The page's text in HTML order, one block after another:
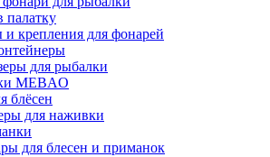
палатку
крепления для фонарей
для рыбалки
MEBAO
блёсен
для наживки
для блесен и приманок